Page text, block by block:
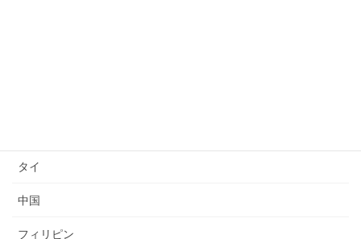
タイ
中国
フィリピン